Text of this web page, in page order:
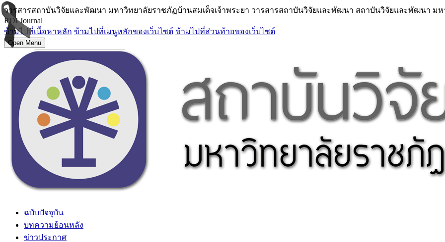
วารสารสถาบันวิจัยและพัฒนา มหาวิทยาลัยราชภัฏบ้านสมเด็จเจ้าพระยา วารสารสถาบันวิจัยและพัฒนา สถาบันวิจัยและพัฒนา มหา
RDI Journal
ข้ามไปที่เนื้อหาหลัก ข้ามไปที่เมนูหลักของเว็บไซต์ ข้ามไปที่ส่วนท้ายของเว็บไซต์
Open Menu
ฉบับปัจจุบัน
บทความย้อนหลัง
ข่าวประกาศ